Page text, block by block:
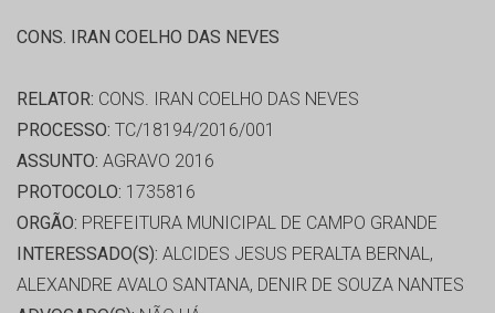
CONS. IRAN COELHO DAS NEVES
RELATOR: CONS. IRAN COELHO DAS NEVES
PROCESSO: TC/18194/2016/001
ASSUNTO: AGRAVO 2016
PROTOCOLO: 1735816
ORGÃO: PREFEITURA MUNICIPAL DE CAMPO GRANDE
INTERESSADO(S): ALCIDES JESUS PERALTA BERNAL,
ALEXANDRE AVALO SANTANA, DENIR DE SOUZA NANTES